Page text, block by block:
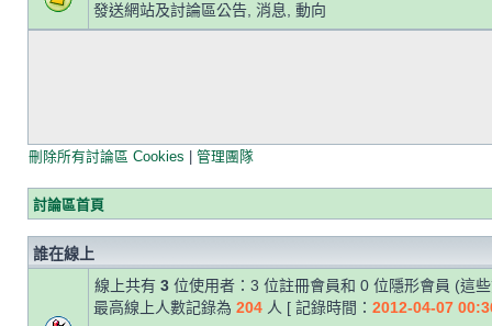
發送網站及討論區公告, 消息, 動向
刪除所有討論區 Cookies 管理團隊
討論區首頁
誰在線上
線上共有 3 位使用者：3 位註冊會員和 0 位隱形會員 (這
最高線上人數記錄為 204 人 [ 記錄時間： 2012-04-07